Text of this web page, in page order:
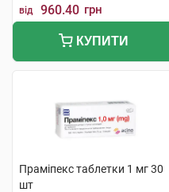
від 960.40 грн
КУПИТИ
Праміпекс таблетки 1 мг 30
шт